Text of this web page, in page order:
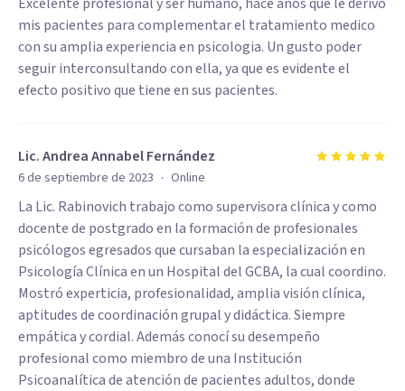
mis pacientes para complementar el tratamiento medico
con su amplia experiencia en psicologia. Un gusto poder
seguir interconsultando con ella, ya que es evidente el
efecto positivo que tiene en sus pacientes.
Lic. Andrea Annabel Fernández
6 de septiembre de 2023 · Online
La Lic. Rabinovich trabajo como supervisora clínica y como
docente de postgrado en la formación de profesionales
psicólogos egresados que cursaban la especialización en
Psicología Clínica en un Hospital del GCBA, la cual coordino.
Mostró experticia, profesionalidad, amplia visión clínica,
aptitudes de coordinación grupal y didáctica. Siempre
empática y cordial. Además conocí su desempeño
profesional como miembro de una Institución
Psicoanalítica de atención de pacientes adultos, donde